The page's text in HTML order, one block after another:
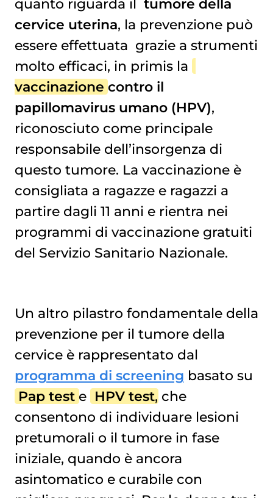
quanto riguarda il tumore della
cervice uterina, la prevenzione può
essere effettuata grazie a strumenti
molto efficaci, in primis la
vaccinazione contro il
papillomavirus umano (HPV),
riconosciuto come principale
responsabile dell’insorgenza di
questo tumore. La vaccinazione è
consigliata a ragazze e ragazzi a
partire dagli 11 anni e rientra nei
programmi di vaccinazione gratuiti
del Servizio Sanitario Nazionale.
Un altro pilastro fondamentale della
prevenzione per il tumore della
cervice è rappresentato dal
programma di screening basato su
Pap test e HPV test, che
consentono di individuare lesioni
pretumorali o il tumore in fase
iniziale, quando è ancora
asintomatico e curabile con